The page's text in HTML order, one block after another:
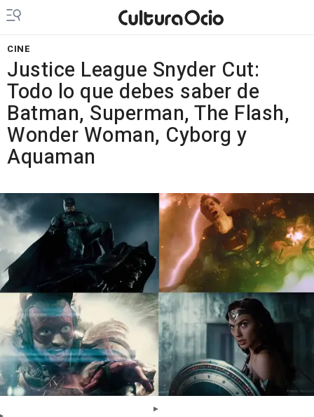
CINE
Justice League Snyder Cut:
Todo lo que debes saber de
Batman, Superman, The Flash,
Wonder Woman, Cyborg y
Aquaman